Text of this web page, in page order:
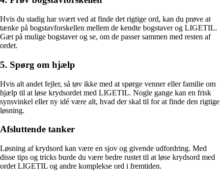
Hvis du stadig har svært ved at finde det rigtige ord, kan du prøve at
tænke på bogstavforskellen mellem de kendte bogstaver og LIGETIL.
Gæt på mulige bogstaver og se, om de passer sammen med resten af
ordet.
5. Spørg om hjælp
Hvis alt andet fejler, så tøv ikke med at spørge venner eller familie om
hjælp til at løse krydsordet med LIGETIL. Nogle gange kan en frisk
synsvinkel eller ny idé være alt, hvad der skal til for at finde den rigtige
løsning.
Afsluttende tanker
Løsning af krydsord kan være en sjov og givende udfordring. Med
disse tips og tricks burde du være bedre rustet til at løse krydsord med
ordet LIGETIL og andre komplekse ord i fremtiden.